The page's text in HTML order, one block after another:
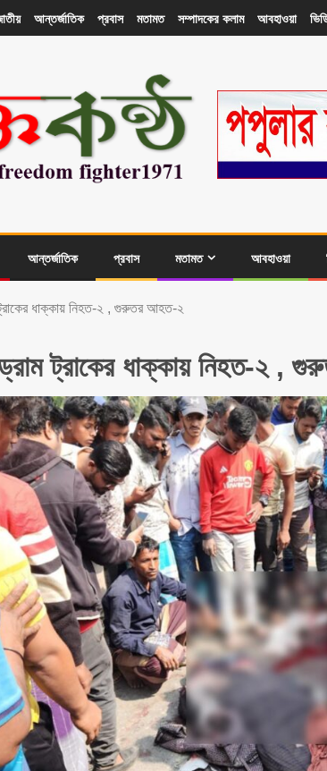
আন্তর্জাতিক প্রবাস মতামত সম্পাদকের কলাম আবহাওয়া
আন্তর্জাতিক প্রবাস মতামত আবহাওয়া
ট্রাকের ধাক্কায় নিহত-২ , গুরুতর আহত-২
ড্রাম ট্রাকের ধাক্কায় নিহত-২